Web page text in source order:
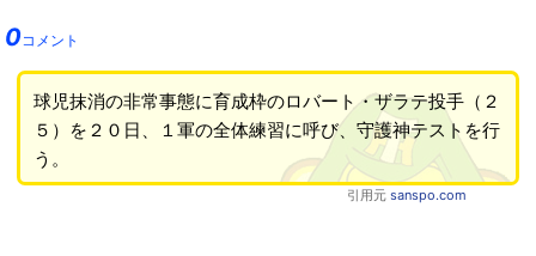
0コメント
球児抹消の非常事態に育成枠のロバート・ザラテ投手（２
５）を２０日、１軍の全体練習に呼び、守護神テストを行
う。
引用元 sanspo.com